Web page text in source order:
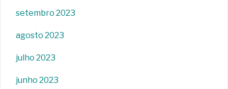
setembro 2023
agosto 2023
julho 2023
junho 2023